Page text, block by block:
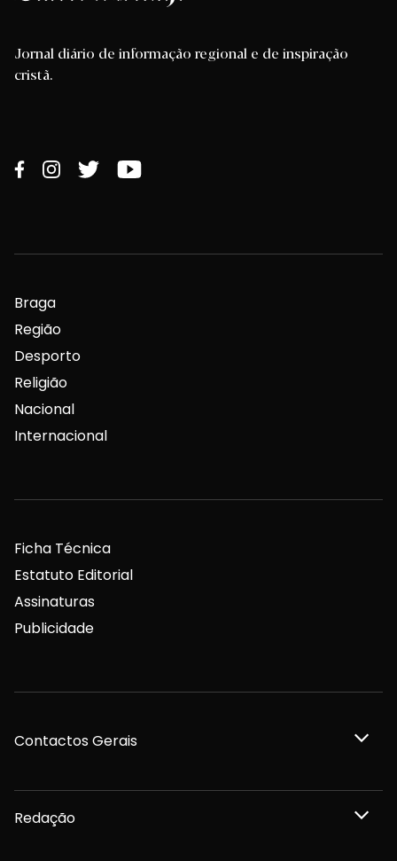
Jornal diário de informação regional e de inspiração
cristã.
Braga
Região
Desporto
Religião
Nacional
Internacional
Ficha Técnica
Estatuto Editorial
Assinaturas
Publicidade
Contactos Gerais
Redação